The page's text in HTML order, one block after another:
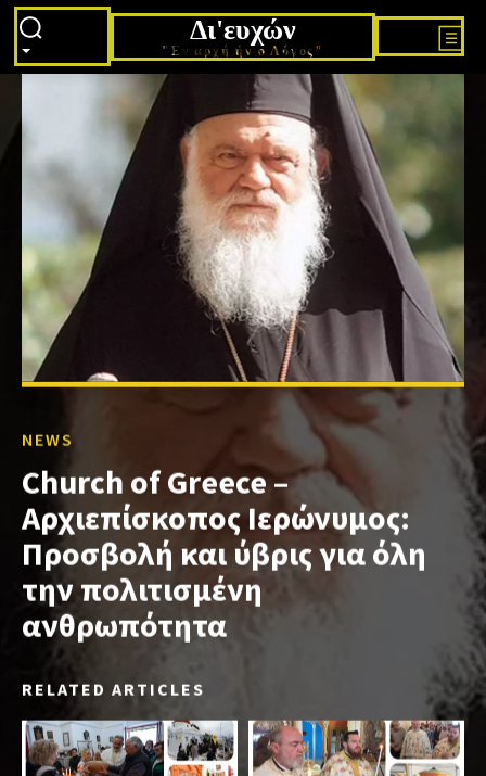
Δι'ευχών
"Εν αρχή ήν ο Λόγος"
NEWS
Church of Greece –
Αρχιεπίσκοπος Ιερώνυμος:
Προσβολή και ύβρις για όλη
την πολιτισμένη
ανθρωπότητα
RELATED ARTICLES